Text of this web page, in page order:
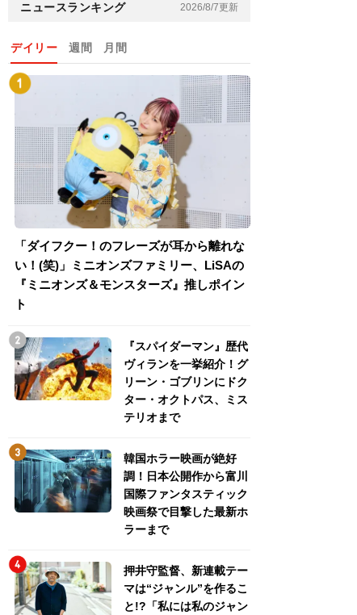
ニュースランキング 2026/8/7更新
デイリー 週間 月間
「ダイフクー！のフレーズが耳から離れな
い！(笑)」ミニオンズファミリー、LiSAの
『ミニオンズ＆モンスターズ』推しポイン
ト
『スパイダーマン』歴代
ヴィランを一挙紹介！グ
リーン・ゴブリンにドク
ター・オクトパス、ミス
テリオまで
韓国ホラー映画が絶好
調！日本公開作から富川
国際ファンタスティック
映画祭で目撃した最新ホ
ラーまで
押井守監督、新連載テー
マは“ジャンル”を作るこ
と!?「私には私のジャン